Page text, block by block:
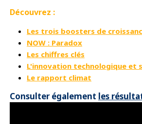
Découvrez :
Les trois boosters de
NOW : Paradox
Les chiffres clés
L'innovation technologique et
Le rapport climat
Consulter également les